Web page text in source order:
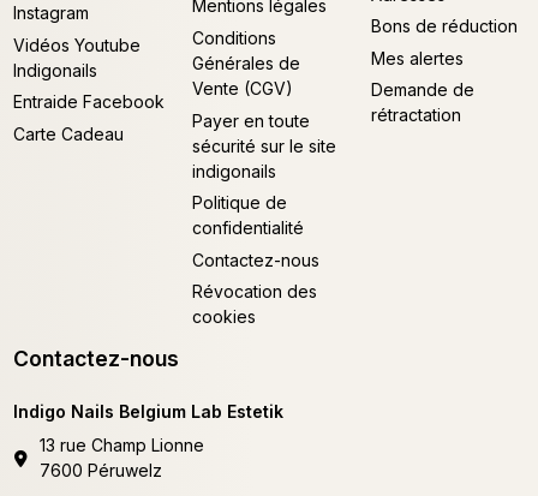
Instagram
Vidéos Youtube
Indigonails
Entraide Facebook
Carte Cadeau
Mentions légales
Conditions
Générales de
Vente (CGV)
Payer en toute
sécurité sur le site
indigonails
Politique de
confidentialité
Contactez-nous
Révocation des
cookies
Bons de réduction
Mes alertes
Demande de
rétractation
Contactez-nous
Indigo Nails Belgium Lab Estetik
13 rue Champ Lionne
7600 Péruwelz